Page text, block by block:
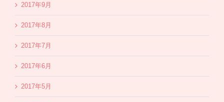
2017年9月
2017年8月
2017年7月
2017年6月
2017年5月